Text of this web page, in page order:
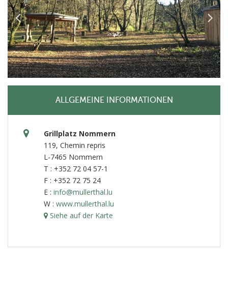
ALLGEMEINE INFORMATIONEN
Grillplatz Nommern
119, Chemin repris
L-7465 Nommern
T : +352 72 04 57-1
F : +352 72 75 24
E : info@mullerthal.lu
W : www.mullerthal.lu
Siehe auf der Karte